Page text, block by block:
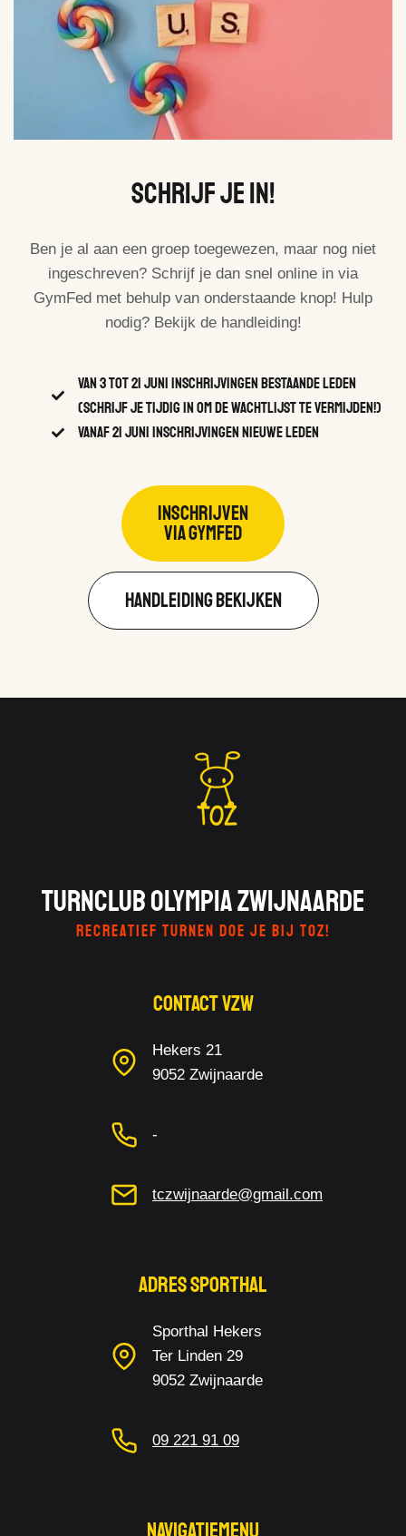
Schrijf Je In!
Ben je al aan een groep toegewezen, maar nog niet
ingeschreven? Schrijf je dan snel online in via
GymFed met behulp van onderstaande knop! Hulp
nodig? Bekijk de handleiding!
van 3 tot 21 juni inschrijvingen bestaande leden
(Schrijf je tijdig in om de wachtlijst te vermijden!)
vanaf 21 juni inschrijvingen nieuwe leden
INSCHRIJVEN
VIA GYMFED
HANDLEIDING BEKIJKEN
Turnclub Olympia Zwijnaarde
RECREATIEF TURNEN DOE JE BIJ TOZ!
Contact Vzw
Hekers 21
9052 Zwijnaarde
-
tczwijnaarde@gmail.com
Adres Sporthal
Sporthal Hekers
Ter Linden 29
9052 Zwijnaarde
09 221 91 09